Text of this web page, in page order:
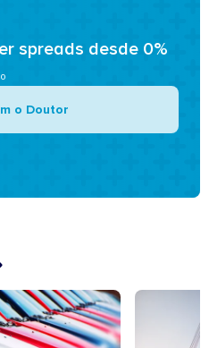
spreads desde 0%
o Doutor